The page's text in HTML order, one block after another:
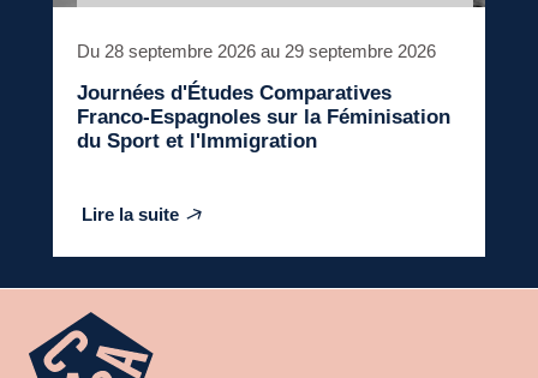
Du 28 septembre 2026 au 29 septembre 2026
Journées d'Études Comparatives
Franco-Espagnoles sur la Féminisation
du Sport et l'Immigration
Lire la suite